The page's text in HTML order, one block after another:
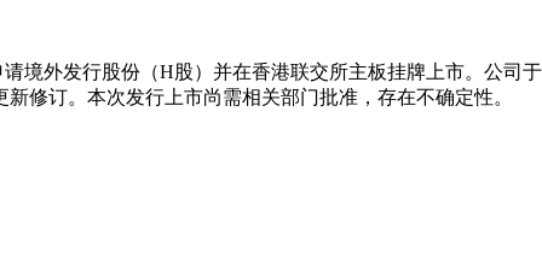
境外发行股份（H股）并在香港联交所主板挂牌上市。公司
修订。本次发行上市尚需相关部门批准，存在不确定性。